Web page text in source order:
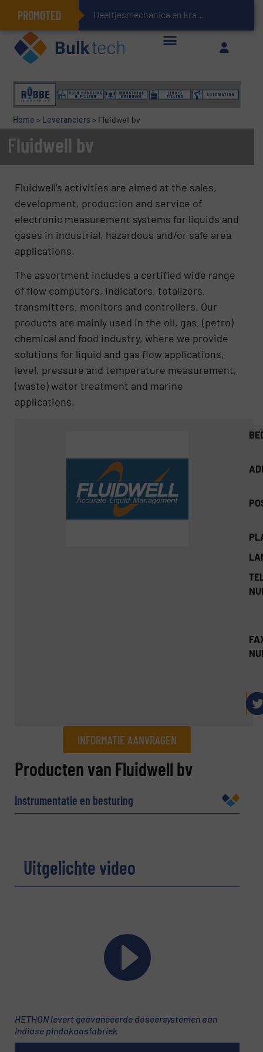
PROMOTED Deeltjesmechanica en krachtnetwerken in stortgoederen
Geïntegreerde doserings- en weegsystemen: Efficiëntie, kwaliteit en duurzaamheid in één oogopslag
Home > Leveranciers > Fluidwell bv
Fluidwell bv
Fluidwell’s activities are aimed at the sales,
development, production and service of
electronic measurement systems for liquids and
gases in industrial, hazardous and/or safe area
applications.
The assortment includes a certified wide range
of flow computers, indicators, totalizers,
transmitters, monitors and controllers. Our
products are mainly used in the oil, gas, (petro)
chemical and food industry, where we provide
solutions for liquid and gas flow applications,
level, pressure and temperature measurement,
(waste) water treatment and marine
applications.
INFORMATIE AANVRAGEN
Informatie aanvragen
Onderwerp (Vereist)
Producten van Fluidwell bv
Instrumentatie en besturing
Uitgelichte video
HETHON levert geavanceerde doseersystemen aan
Indiase pindakaasfabriek